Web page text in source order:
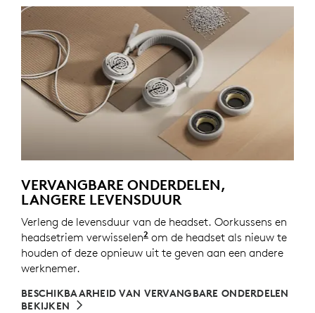
VERVANGBARE ONDERDELEN,
LANGERE LEVENSDUUR
Verleng de levensduur van de headset. Oorkussens en
headsetriem verwisselen2 Reserveonderdelen zijn
om de headset als nieuw te
houden of deze opnieuw uit te geven aan een andere
werknemer.
BESCHIKBAARHEID VAN VERVANGBARE ONDERDELEN
BEKIJKEN